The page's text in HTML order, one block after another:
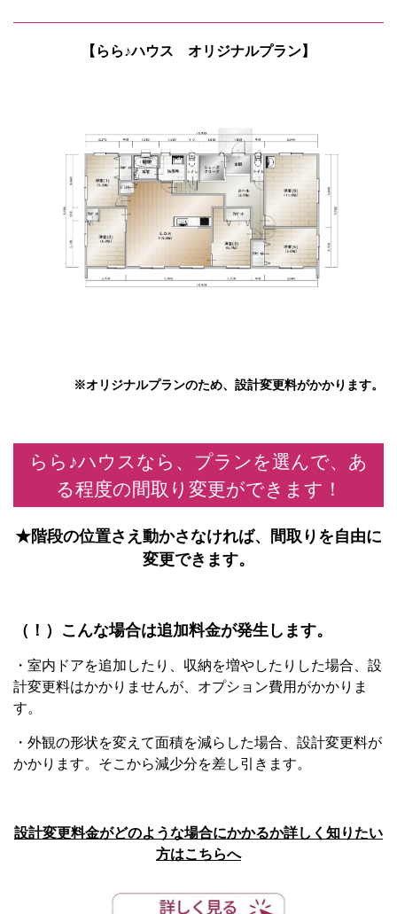
【らら♪ハウス オリジナルプラン】
※オリジナルプランのため、設計変更料がかかります。
らら♪ハウスなら、プランを選んで、あ
る程度の間取り変更ができます！
★階段の位置さえ動かさなければ、間取りを自由に
変更できます。
（！）こんな場合は追加料金が発生します。
・室内ドアを追加したり、収納を増やしたりした場合、設
計変更料はかかりませんが、オプション費用がかかりま
す。
・外観の形状を変えて面積を減らした場合、設計変更料が
かかります。そこから減少分を差し引きます。
設計変更料金がどのような場合にかかるか詳しく知りたい
方はこちらへ